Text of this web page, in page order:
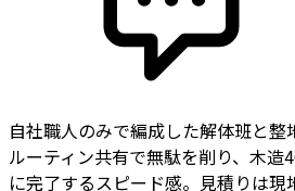
自社職人のみで編成した解体班と整
ルーティン共有で無駄を削り、木造
に完了するスピード感。見積りは現